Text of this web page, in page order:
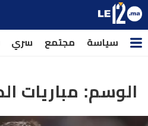
سياسة مجتمع سري
الوسم: مباريات